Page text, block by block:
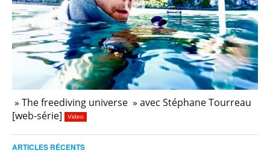
» The freediving universe » avec Stéphane Tourreau
[web-série]
Video
ARTICLES RÉCENTS